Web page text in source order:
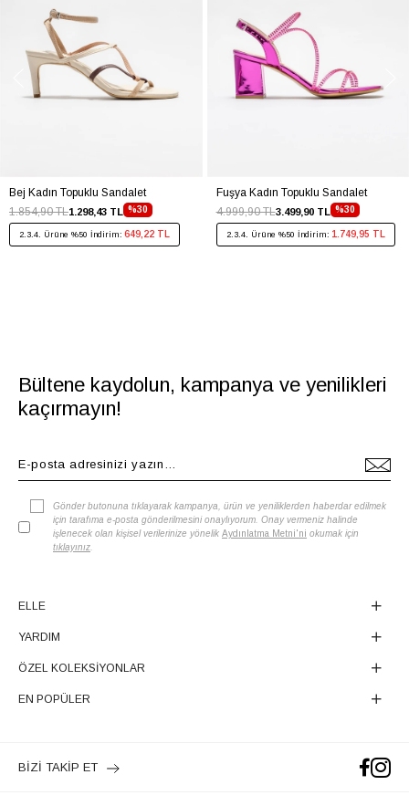
Bej Kadın Topuklu Sandalet
%30
1.298,43 TL
1.854,90 TL
2.3.4. Ürüne %50 İndirim: 649,22 TL
Fuşya Kadın Topuklu Sandalet
%30
3.499,90 TL
4.999,90 TL
2.3.4. Ürüne %50 İndirim: 1.749,95 TL
Bültene kaydolun, kampanya ve yenilikleri
kaçırmayın!
Gönder butonuna tıklayarak kampanya, ürün ve yeniliklerden haberdar edilmek
için tarafıma e-posta gönderilmesini onaylıyorum. Onay vermeniz halinde
işlenecek olan kişisel verilerinize yönelik Aydınlatma Metni'ni okumak için
tıklayınız
ELLE
YARDIM
ÖZEL KOLEKSİYONLAR
EN POPÜLER
BİZİ TAKİP ET